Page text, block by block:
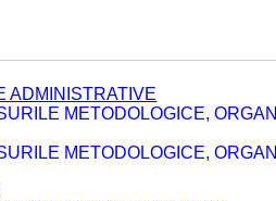
ADMINISTRATIVE
METODOLOGICE,
METODOLOGICE,